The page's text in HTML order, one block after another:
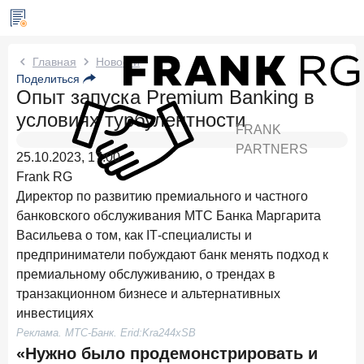
Новости Frank RG
Три дня назад ИССЛЕДОВАНИЕ
По итогам июля 2026 года объем выдач кредитов
составил 1 061,9 млрд руб.
4 августа 2026 года
Клиентский путь компании МСБ при смене
руководителя в банке обслуживания
24 июля 2026 года
Ипотека в России: итоги июня 2026 года в цифрах
Выгодные тарифы на брокерское обслуживание —
существенный фактор выбора брокера
15 июля 2026 года
Главная
Новости
Поделиться
Опыт запуска Premium Banking в
условиях турбулентностиFRANK
PARTNERS
25.10.2023, 17:00
Frank RG
Директор по развитию премиального и частного
банковского обслуживания МТС Банка Маргарита
Васильева о том, как IТ-специалисты и
предприниматели побуждают банк менять подход к
премиальному обслуживанию, о трендах в
транзакционном бизнесе и альтернативных
инвестициях
Реклама. МТС-Банк. Erid:Kra244xSB
«Нужно было продемонстрировать и